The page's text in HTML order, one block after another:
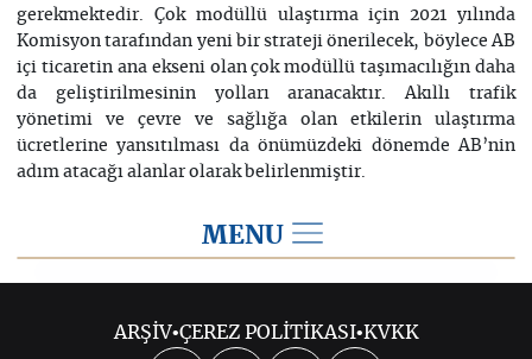
gerekmektedir. Çok modüllü ulaştırma için 2021 yılında
Komisyon tarafından yeni bir strateji önerilecek, böylece AB
içi ticaretin ana ekseni olan çok modüllü taşımacılığın daha
da geliştirilmesinin yolları aranacaktır. Akıllı trafik
yönetimi ve çevre ve sağlığa olan etkilerin ulaştırma
ücretlerine yansıtılması da önümüzdeki dönemde AB’nin
adım atacağı alanlar olarak belirlenmiştir.
MENU
ARŞİV•ÇEREZ POLİTİKASI•KVKK